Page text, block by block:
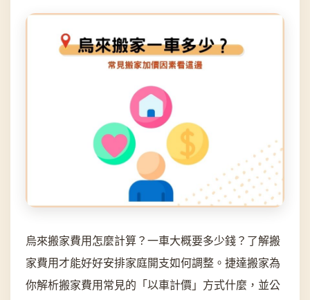
烏來搬家費用怎麼計算？一車大概要多少錢？了解搬
家費用才能好好安排家庭開支如何調整。捷達搬家為
你解析搬家費用常見的「以車計價」方式什麼，並公